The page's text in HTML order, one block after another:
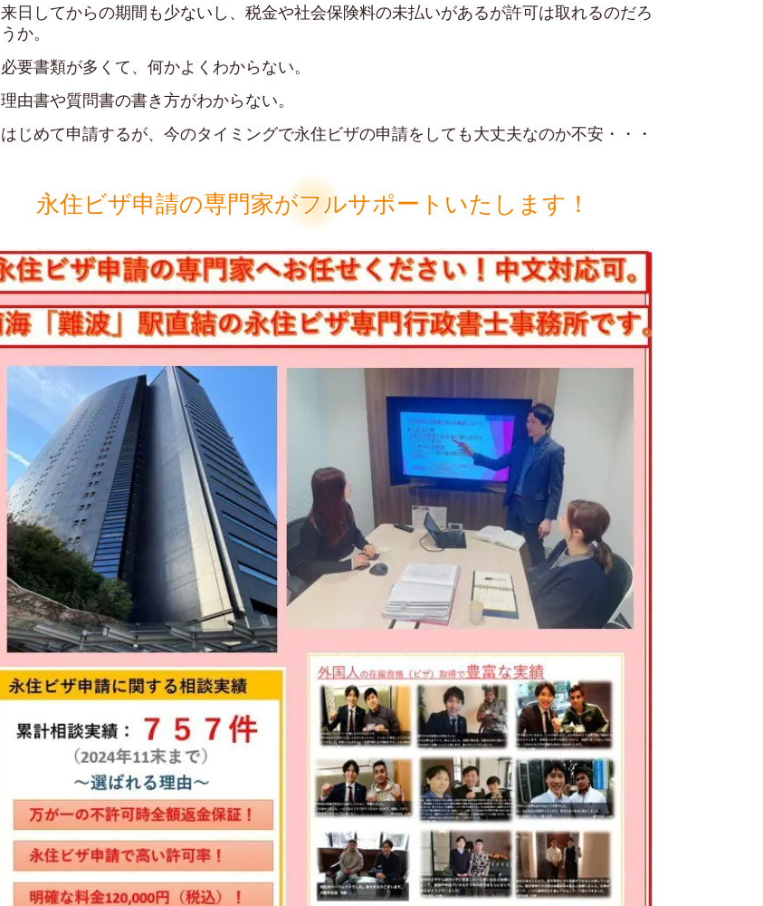
来日してからの期間も少ないし、税金や社会保険料の未払いがあるが許可は取れるのだろ
うか。
必要書類が多くて、何かよくわからない。
理由書や質問書の書き方がわからない。
はじめて申請するが、今のタイミングで永住ビザの申請をしても大丈夫なのか不安・・・
永住ビザ申請の専門家がフルサポートいたします！